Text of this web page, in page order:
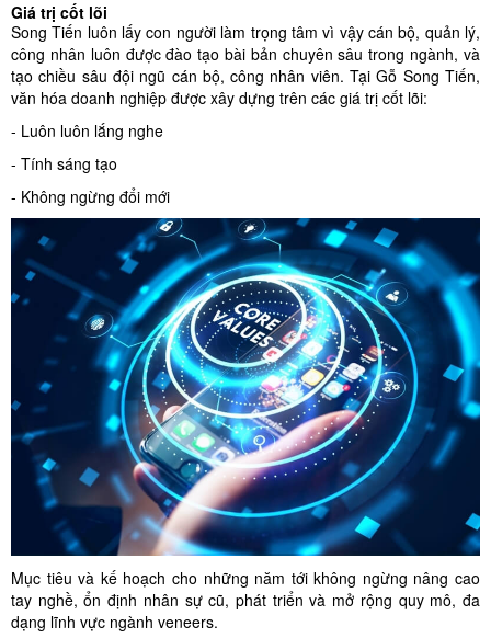
Giá trị cốt lõi
Song Tiến luôn lấy con người làm trọng tâm vì vậy cán bộ, quản lý,
công nhân luôn được đào tạo bài bản chuyên sâu trong ngành, và
tạo chiều sâu đội ngũ cán bộ, công nhân viên. Tại Gỗ Song Tiến,
văn hóa doanh nghiệp được xây dựng trên các giá trị cốt lõi:
- Luôn luôn lắng nghe
- Tính sáng tạo
- Không ngừng đổi mới
Mục tiêu và kế hoạch cho những năm tới không ngừng nâng cao
tay nghề, ổn định nhân sự cũ, phát triển và mở rộng quy mô, đa
dạng lĩnh vực ngành veneers.